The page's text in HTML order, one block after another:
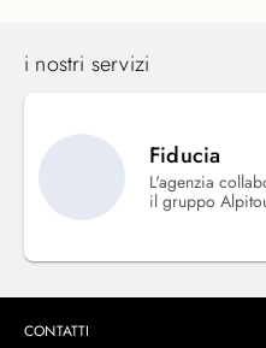
i nostri servizi
Fiducia
L'agenzia
il gruppo
CONTATTI